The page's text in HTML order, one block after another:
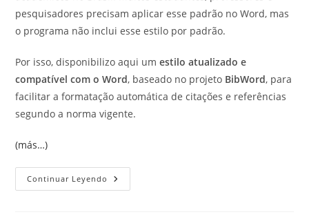
pesquisadores precisam aplicar esse padrão no Word, mas
o programa não inclui esse estilo por padrão.
Por isso, disponibilizo aqui umestilo atualizado e
compatível com o Word, baseado no projeto BibWord, para
facilitar a formatação automática de citações e referências
segundo a norma vigente.
(más…)
Continuar Leyendo Baixe
O